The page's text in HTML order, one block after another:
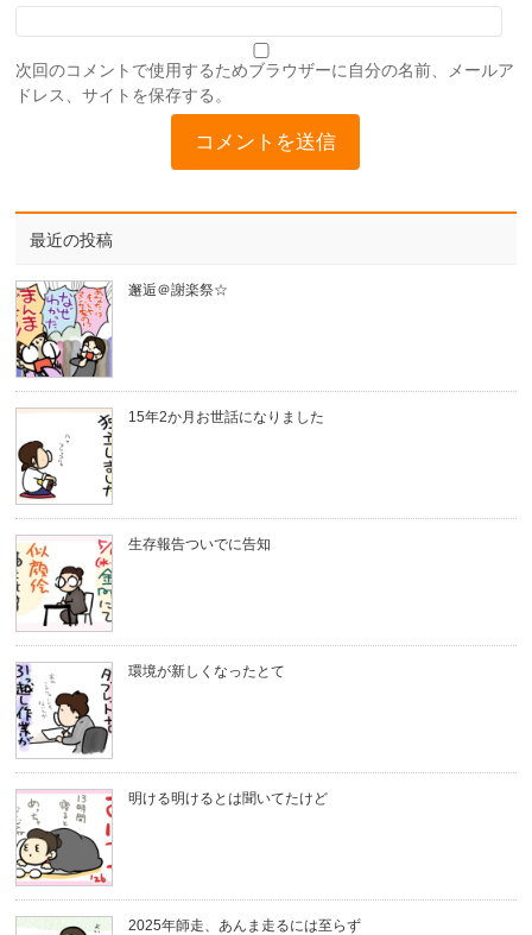
次回のコメントで使用するためブラウザーに自分の名前、メールア
ドレス、サイトを保存する。
最近の投稿
邂逅＠謝楽祭☆
15年2か月お世話になりました
生存報告ついでに告知
環境が新しくなったとて
明ける明けるとは聞いてたけど
2025年師走、あんま走るには至らず